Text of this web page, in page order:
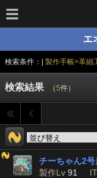
エ
検索条件：| 製作手帳>革細
検索結果 （5件）
チーちゃん2
製作Lv 91